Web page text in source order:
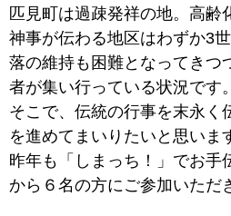
匹見町は過疎発祥の地。高
神事が伝わる地区はわずか3
落の維持も困難となってきつ
者が集い行っている状況です。
そこで、伝統の行事を末永く
を進めてまいりたいと思いま
昨年も「しまっち！」でお手
から６名の方にご参加いただ